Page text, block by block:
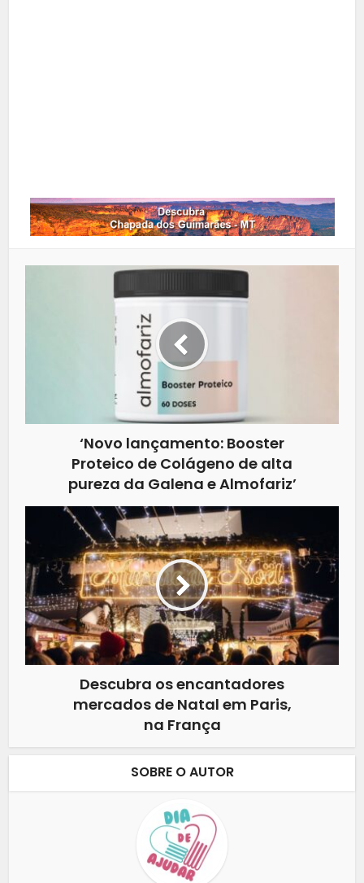
‘Novo lançamento: Booster
Proteico de Colágeno de alta
pureza da Galena e Almofariz’
Descubra os encantadores
mercados de Natal em Paris,
na França
SOBRE O AUTOR